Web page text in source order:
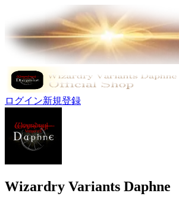
ログイン新規登録
Wizardry Variants Daphne